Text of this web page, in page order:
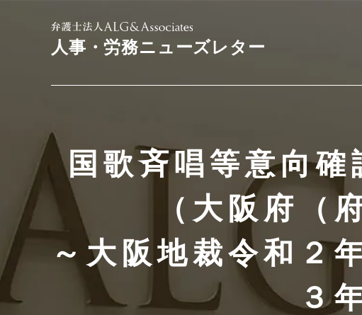
人事・労務ニューズレター
国歌斉唱等意向
（大阪府（
～大阪地裁令和２
３